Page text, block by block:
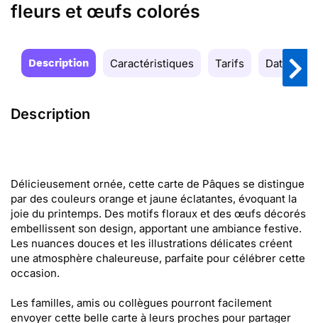
fleurs et œufs colorés
Description Caractéristiques Tarifs Date de
Description
Délicieusement ornée, cette carte de Pâques se distingue
par des couleurs orange et jaune éclatantes, évoquant la
joie du printemps. Des motifs floraux et des œufs décorés
embellissent son design, apportant une ambiance festive.
Les nuances douces et les illustrations délicates créent
une atmosphère chaleureuse, parfaite pour célébrer cette
occasion.
Les familles, amis ou collègues pourront facilement
envoyer cette belle carte à leurs proches pour partager